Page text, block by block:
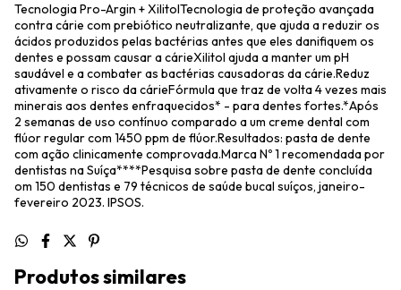
Tecnologia Pro-Argin + XilitolTecnologia de proteção avançada
contra cárie com prebiótico neutralizante, que ajuda a reduzir os
ácidos produzidos pelas bactérias antes que eles danifiquem os
dentes e possam causar a cárieXilitol ajuda a manter um pH
saudável e a combater as bactérias causadoras da cárie.Reduz
ativamente o risco da cárieFórmula que traz de volta 4 vezes mais
minerais aos dentes enfraquecidos* - para dentes fortes.*Após
2 semanas de uso contínuo comparado a um creme dental com
flúor regular com 1450 ppm de flúor.Resultados: pasta de dente
com ação clinicamente comprovada.Marca Nº 1 recomendada por
dentistas na Suíça****Pesquisa sobre pasta de dente concluída
om 150 dentistas e 79 técnicos de saúde bucal suíços, janeiro-
fevereiro 2023. IPSOS.
Produtos similares